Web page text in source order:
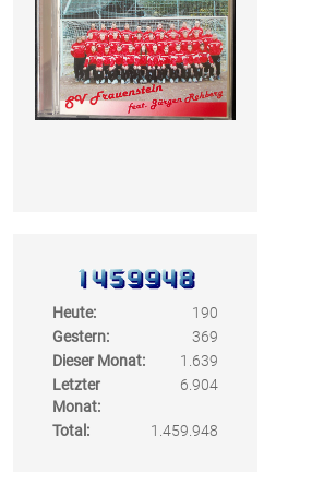
Heute:
190
Gestern:
369
Dieser Monat:
1.639
Letzter
Monat:
6.904
Total: 1.459.948